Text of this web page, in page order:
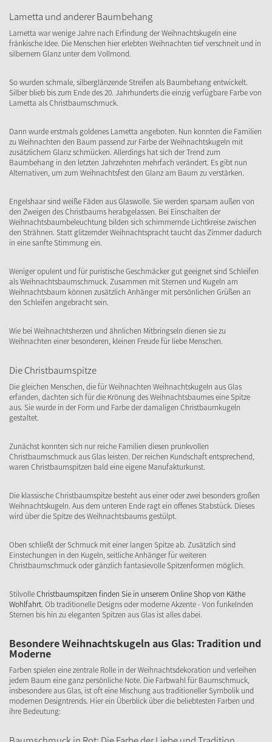
Lametta und anderer Baumbehang
Lametta war wenige Jahre nach Erfindung der Weihnachtskugeln eine
fränkische Idee. Die Menschen hier erlebten Weihnachten tief verschneit und in
silbernem Glanz unter dem Vollmond.
So wurden schmale, silberglänzende Streifen als Baumbehang entwickelt.
Silber blieb bis zum Ende des 20. Jahrhunderts die einzig verfügbare Farbe von
Lametta als Christbaumschmuck.
Dann wurde erstmals goldenes Lametta angeboten. Nun konnten die Familien
zu Weihnachten den Baum passend zur Farbe der Weihnachtskugeln mit
zusätzlichem Glanz schmücken. Allerdings hat sich der Trend zum
Baumbehang in den letzten Jahrzehnten mehrfach verändert. Es gibt nun
Alternativen, um zum Weihnachtsfest den Glanz am Baum zu verstärken.
Engelshaar sind weiße Fäden aus Glaswolle. Sie werden sparsam außen von
den Zweigen des Christbaums herabgelassen. Bei Einschalten der
Weihnachtsbaumbeleuchtung bilden sich schimmernde Lichtkreise zwischen
den Strähnen. Statt glitzernder Weihnachtspracht taucht das Zimmer dadurch
in eine sanfte Stimmung ein.
Weniger opulent und für puristische Geschmäcker gut geeignet sind Schleifen
als Weihnachtsbaumschmuck. Zusammen mit Sternen und Kugeln am
Weihnachtsbaum können zusätzlich Anhänger mit persönlichen Grüßen an
den Schleifen angebracht sein.
Wie bei Weihnachtsherzen und ähnlichen Mitbringseln dienen sie zu
Weihnachten einer besonderen, kleinen Freude für liebe Menschen.
Die Christbaumspitze
Die gleichen Menschen, die für Weihnachten Weihnachtskugeln aus Glas
erfanden, dachten sich für die Krönung des Weihnachtsbaumes eine Spitze
aus. Sie wurde in der Form und Farbe der damaligen Christbaumkugeln
gestaltet.
Zunächst konnten sich nur reiche Familien diesen prunkvollen
Christbaumschmuck aus Glas leisten. Der reichen Kundschaft entsprechend,
waren Christbaumspitzen bald eine eigene Manufakturkunst.
Die klassische Christbaumspitze besteht aus einer oder zwei besonders großen
Weihnachtskugeln. Aus dem unteren Ende ragt ein offenes Stabstück. Dieses
wird über die Spitze des Weihnachtsbaums gestülpt.
Oben schließt der Schmuck mit einer langen Spitze ab. Zusätzlich sind
Einstechungen in den Kugeln, seitliche Anhänger für weiteren
Christbaumschmuck oder gänzlich fantasievolle Spitzenformen möglich.
StilvolleChristbaumspitzen finden Sie in unserem Online Shop von Käthe
Wohlfahrt. Ob traditionelle Designs oder moderne Akzente - Von funkelnden
Sternen bis hin zu eleganten Spitzen aus Glas ist alles dabei.
Besondere Weihnachtskugeln aus Glas: Tradition und
Moderne
Farben spielen eine zentrale Rolle in der Weihnachtsdekoration und verleihen
jedem Baum eine ganz persönliche Note. Die Farbwahl für Baumschmuck,
insbesondere aus Glas, ist oft eine Mischung aus traditioneller Symbolik und
modernen Designtrends. Hier ein Überblick über die beliebtesten Farben und
ihre Bedeutung: